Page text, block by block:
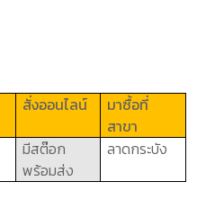
สั่งออนไลน์
มาซื้อที่
สาขา
มีสต๊อก
พร้อมส่ง
ลาดกระบัง